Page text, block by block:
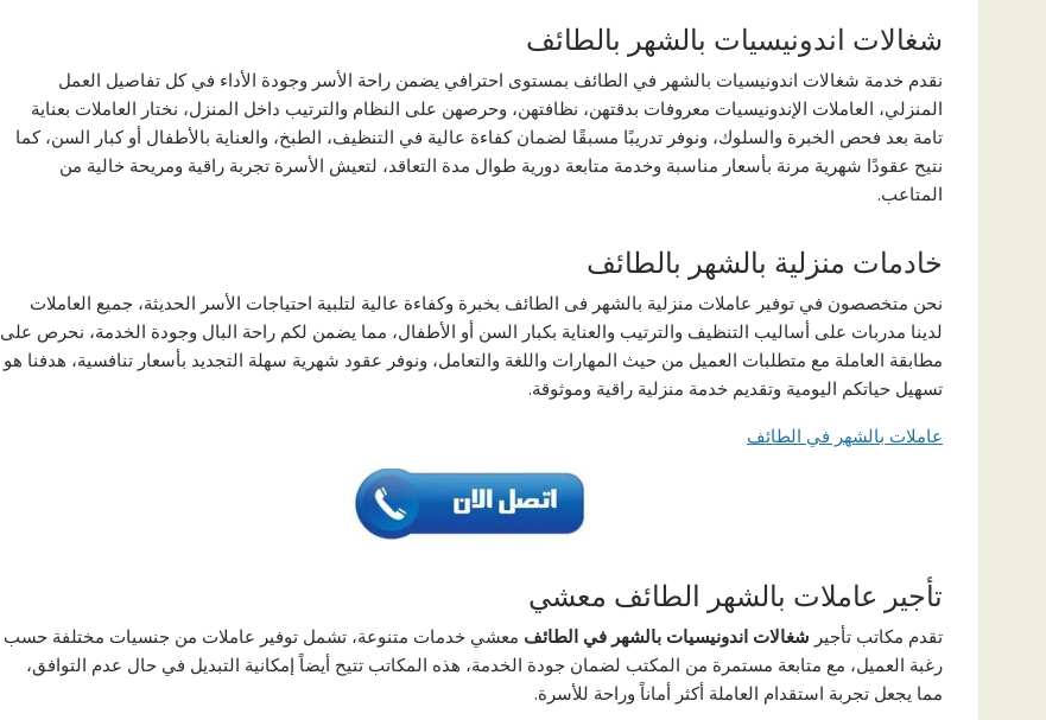
شغالات اندونيسيات بالشهر بالطائف
نقدم خدمة شغالات اندونيسيات بالشهر في الطائف بمستوى احترافي يضمن راحة الأسر وجودة الأداء في كل تفاصيل العمل
المنزلي، العاملات الإندونيسيات معروفات بدقتهن، نظافتهن، وحرصهن على النظام والترتيب داخل المنزل، نختار العاملات بعناية
تامة بعد فحص الخبرة والسلوك، ونوفر تدريبًا مسبقًا لضمان كفاءة عالية في التنظيف، الطبخ، والعناية بالأطفال أو كبار السن، كما
نتيح عقودًا شهرية مرنة بأسعار مناسبة وخدمة متابعة دورية طوال مدة التعاقد، لتعيش الأسرة تجربة راقية ومريحة خالية من
المتاعب.
خادمات منزلية بالشهر بالطائف
نحن متخصصون في توفير عاملات منزلية بالشهر فى الطائف بخبرة وكفاءة عالية لتلبية احتياجات الأسر الحديثة، جميع العاملات
لدينا مدربات على أساليب التنظيف والترتيب والعناية بكبار السن أو الأطفال، مما يضمن لكم راحة البال وجودة الخدمة، نحرص على
مطابقة العاملة مع متطلبات العميل من حيث المهارات واللغة والتعامل، ونوفر عقود شهرية سهلة التجديد بأسعار تنافسية، هدفنا هو
تسهيل حياتكم اليومية وتقديم خدمة منزلية راقية وموثوقة.
عاملات بالشهر في الطائف
تأجير عاملات بالشهر الطائف معشي
تقدم مكاتب تأجير شغالات اندونيسيات بالشهر في الطائف معشي خدمات متنوعة، تشمل توفير عاملات من جنسيات مختلفة حسب
رغبة العميل، مع متابعة مستمرة من المكتب لضمان جودة الخدمة، هذه المكاتب تتيح أيضاً إمكانية التبديل في حال عدم التوافق،
مما يجعل تجربة استقدام العاملة أكثر أماناً وراحة للأسرة.